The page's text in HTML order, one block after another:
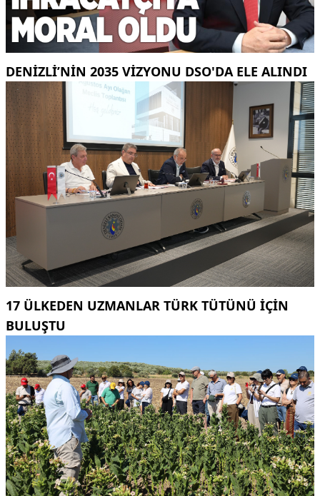
DENIZLI’NIN 2035 VIZYONU DSO'DA ELE ALINDI
17 ÜLKEDEN UZMANLAR TÜRK TÜTÜNÜ IÇIN
BULUŞTU